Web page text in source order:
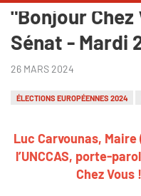
"Bonjour
Sénat - Mardi
26 MARS 2024
ÉLECTIONS EUROPÉENNES 2024
Luc Carvounas,
l’UNCCAS, porte-
Chez